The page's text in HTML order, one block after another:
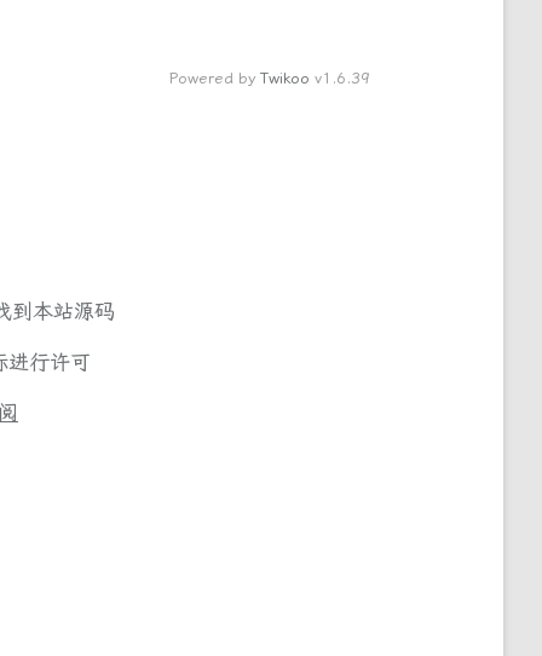
Powered by Twikoo v1.6.39
到本站源码
进行许可